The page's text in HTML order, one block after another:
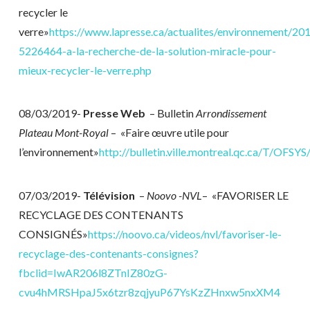
recycler le
verre»https://www.lapresse.ca/actualites/environnement/
5226464-a-la-recherche-de-la-solution-miracle-pour-
mieux-recycler-le-verre.php
08/03/2019- Presse Web – BulletinArrondissement
Plateau Mont-Royal – «Faire œuvre utile pour
l’environnement»http://bulletin.ville.montreal.qc.ca/T/
07/03/2019- Télévision – Noovo -NVL – «FAVORISER LE
RECYCLAGE DES CONTENANTS
CONSIGNÉS»https://noovo.ca/videos/nvl/favoriser-le-
recyclage-des-contenants-consignes?
fbclid=IwAR206l8ZTnIZ80zG-
cvu4hMRSHpaJ5x6tzr8zqjyuP67YsKzZHnxw5nxXM4